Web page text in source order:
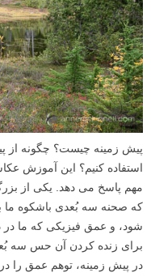
پیش زمینه چیست؟ چگونه از
استفاده کنیم؟ این آموزش
مهم پاسخ می دهد. یکی از
که صحنه سه بُعدی باشکوه
شود، و عمق فیزیکی که ما در
برای زنده کردن آن حس سه
در پیش زمینه، توهم عمق را در